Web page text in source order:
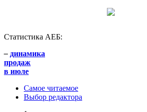
Статистика АЕБ:
– динамика
продаж
в июле
Самое читаемое
Выбор редактора